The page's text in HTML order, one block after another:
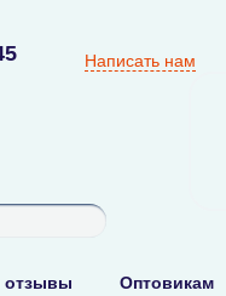
Написать нам
отзывы Оптовикам